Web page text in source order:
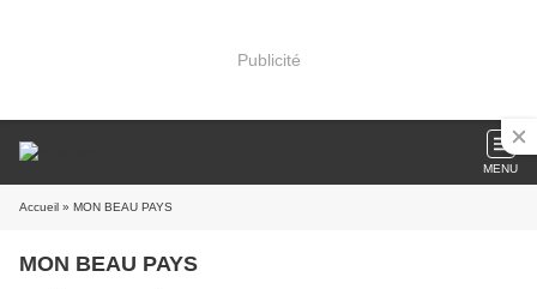
Publicité
MENU
Accueil » MON BEAU PAYS
MON BEAU PAYS